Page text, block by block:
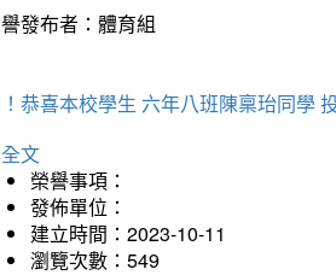
發布者：體育組
恭喜本校學生 六年八班陳稟珆同學
文
榮譽事項：
發佈單位：
建立時間：2023-10-11
瀏覽次數：549